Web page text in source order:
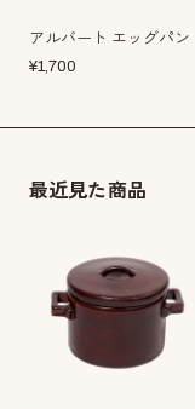
アルバート エッグパン
¥1,700
最近見た商品